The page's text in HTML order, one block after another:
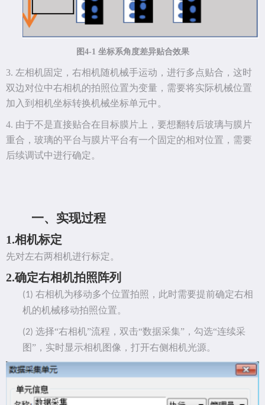
图4-1 坐标系角度差异贴合效果
3. 左相机固定，右相机随机械手运动，进行多点贴合，这时
双边对位中右相机的拍照位置为变量，需要将实际机械位置
加入到相机坐标转换机械坐标单元中。
4. 由于不是直接贴合在目标膜片上，要想翻转后玻璃与膜片
重合，玻璃的平台与膜片平台有一个固定的相对位置，需要
后续调试中进行确定。
一、 实现过程
1.相机标定
先对左右两相机进行标定。
2.确定右相机拍照阵列
(1) 右相机为移动多个位置拍照，此时需要提前确定右相
机的机械移动拍照位置。
(2) 选择“右相机”流程，双击“数据采集”，勾选“连续采
图”，实时显示相机图像，打开右侧相机光源。